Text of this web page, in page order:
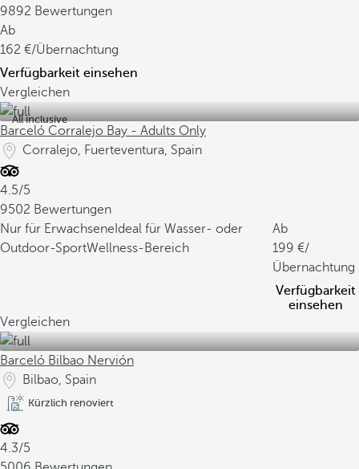
9892 Bewertungen
Ab
162
/Übernachtung
Verfügbarkeit einsehen
Vergleichen
All inclusive
Barceló Corralejo Bay - Adults Only
Corralejo, Fuerteventura, Spain
4.5/5
9502 Bewertungen
Nur für Erwachsene Ideal für Wasser- oder
Outdoor-SportWellness-Bereich
Ab
199
/
Übernachtung
Verfügbarkeit
einsehen
Vergleichen
Barceló Bilbao Nervión
Bilbao, Spain
Kürzlich renoviert
4.3/5